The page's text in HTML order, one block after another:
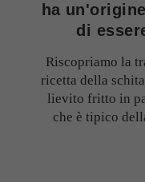
ha
di
Riscopriamo la
ricetta della
lievito fritto in
che è tipico